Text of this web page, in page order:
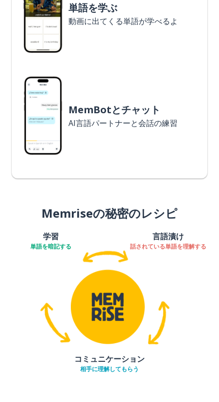
単語を学ぶ
動画に出てくる単語が学べるよ
MemBotとチャット
AI言語パートナーと会話の練習
Memriseの秘密のレシピ
学習
単語を暗記する
言語漬け
話されている単語を理解する
コミュニケーション
相手に理解してもらう